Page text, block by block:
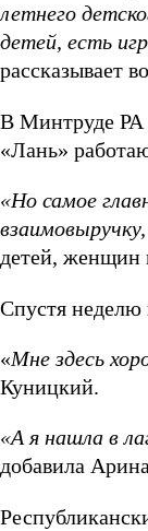
летнего
детей, есть
рассказывает
В Минтруде РА
«Лань»
«Но самое
детей, женщин
Спустя неделю
«Мне здесь
Куницкий.
«А я нашла в
добавила